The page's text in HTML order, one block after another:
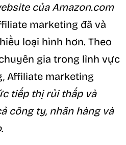
của Amazon.com
marketing đã và
loại hình hơn. Theo
gia trong lĩnh vực
Affiliate marketing
tiếp thị rủi thấp và
công ty, nhãn hàng và
.